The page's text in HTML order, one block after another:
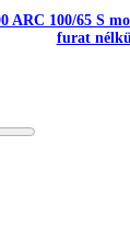
ARC 100/65 S
furat